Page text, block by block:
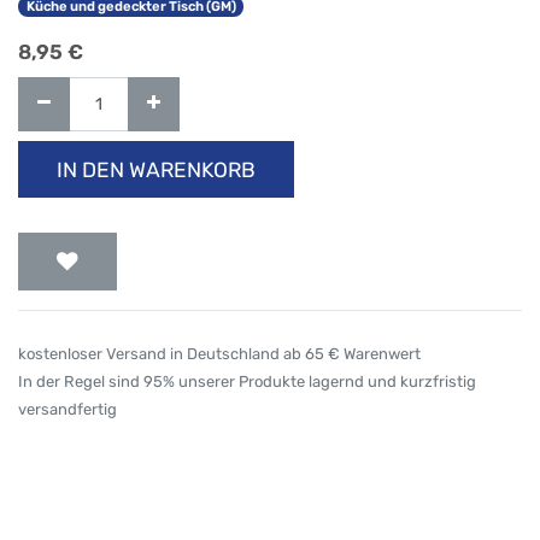
Küche und gedeckter Tisch (GM)
8,95 €
IN DEN WARENKORB
kostenloser Versand in Deutschland ab 65 € Warenwert
In der Regel sind 95% unserer Produkte lagernd und kurzfristig
versandfertig